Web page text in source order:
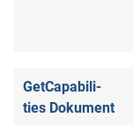
Get­Ca­pa­bi­li­
ties Do­ku­ment